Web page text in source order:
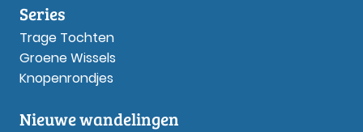
Series
Trage Tochten
Groene Wissels
Knopenrondjes
Nieuwe wandelingen